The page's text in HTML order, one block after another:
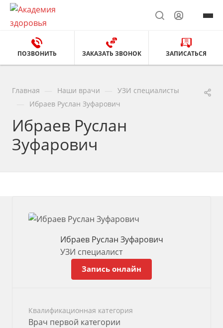
ПОЗВОНИТЬ ЗАКАЗАТЬ ЗВОНОК ЗАПИСАТЬСЯ
Главная Наши врачи УЗИ специалисты
Ибраев Руслан Зуфарович
Ибраев Руслан
Зуфарович
Ибраев Руслан Зуфарович
УЗИ специалист
Запись онлайн
Квалификационная категория
Врач первой категории